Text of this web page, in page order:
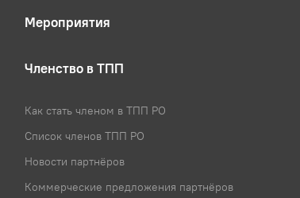
Мероприятия
Членство в ТПП
Как стать членом в ТПП РО
Список членов ТПП РО
Новости партнёров
Коммерческие предложения партнёров